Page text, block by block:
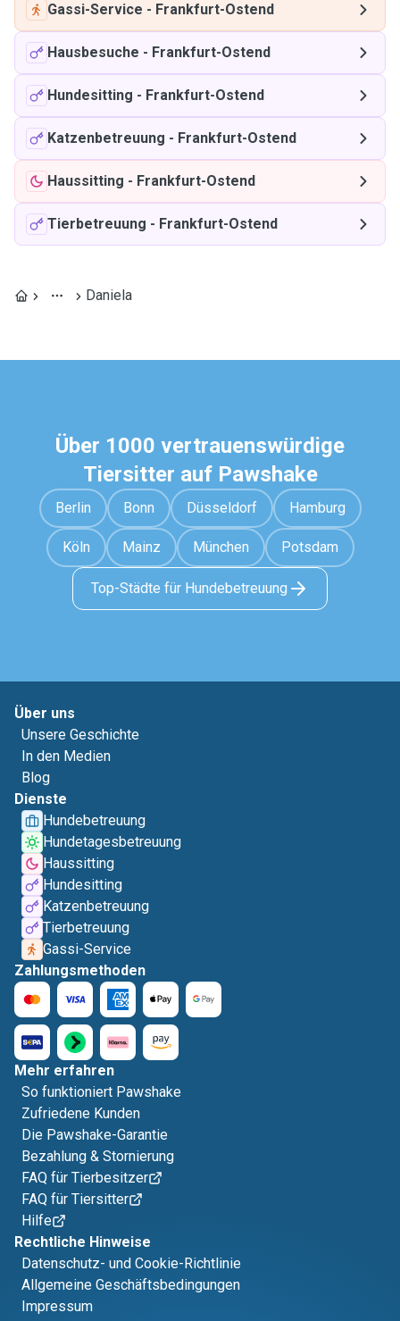
Gassi-Service - Frankfurt-Ostend
Hausbesuche - Frankfurt-Ostend
Hundesitting - Frankfurt-Ostend
Katzenbetreuung - Frankfurt-Ostend
Haussitting - Frankfurt-Ostend
Tierbetreuung - Frankfurt-Ostend
Daniela
Über 1000 vertrauenswürdige
Tiersitter auf Pawshake
Berlin Bonn Düsseldorf Hamburg
Köln Mainz München Potsdam
Top-Städte für Hundebetreuung
Über uns
Unsere Geschichte
In den Medien
Blog
Dienste
Hundebetreuung
Hundetagesbetreuung
Haussitting
Hundesitting
Katzenbetreuung
Tierbetreuung
Gassi-Service
Zahlungsmethoden
Mehr erfahren
So funktioniert Pawshake
Zufriedene Kunden
Die Pawshake-Garantie
Bezahlung & Stornierung
FAQ für Tierbesitzer
FAQ für Tiersitter
Hilfe
Rechtliche Hinweise
Datenschutz- und Cookie-Richtlinie
Allgemeine Geschäftsbedingungen
Impressum